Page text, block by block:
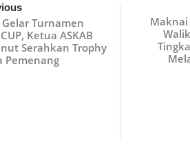
Gelar Turnamen
Ketua ASKAB
Serahkan Trophy
Pemenang
Maknai